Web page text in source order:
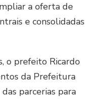
a oferta de
e consolidadas
o prefeito Ricardo
da Prefeitura
parcerias para